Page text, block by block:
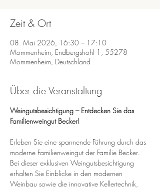
Zeit & Ort
08. Mai 2026, 16:30 – 17:10
Mommenheim, Endbergshohl 1, 55278
Mommenheim, Deutschland
Über die Veranstaltung
Weingutsbesichtigung – Entdecken Sie das
Familienweingut Becker!
Erleben Sie eine spannende Führung durch das
moderne Familienweingut der Familie Becker.
Bei dieser exklusiven Weingutsbesichtigung
erhalten Sie Einblicke in den modernen
Weinbau sowie die innovative Kellertechnik,